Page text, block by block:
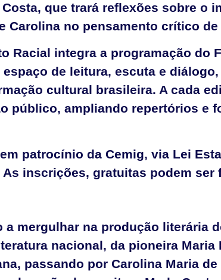
que trará reflexões sobre o
Carolina no pensamento crítico
Racial integra a programação do
de leitura, escuta e
cultural brasileira. A cada
público, ampliando repertórios e
patrocínio da Cemig, via Lei
inscrições, gratuitas podem ser
mergulhar na produção literária
nacional, da pioneira Maria
passando por Carolina Maria